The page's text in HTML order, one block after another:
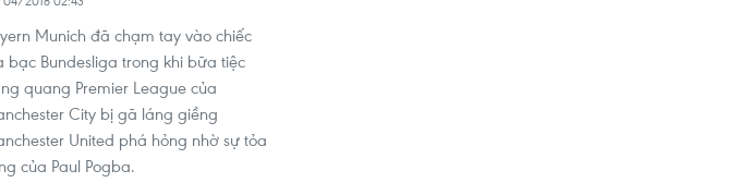
Munich đã chạm tay vào chiếc
bạc Bundesliga trong khi bữa tiệc
quang Premier League của
City bị gã láng giềng
United phá hỏng nhờ sự tỏa
của Paul Pogba.